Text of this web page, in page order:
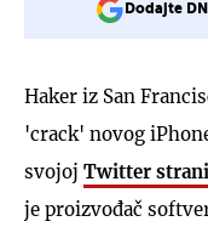
Dodajte
Haker iz San
'crack' novog
svojoj Twitter
je proizvođač